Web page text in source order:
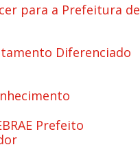
para a Prefeitura de
Diferenciado
Prefeito